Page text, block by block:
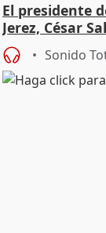
El presidente
Jerez, César
Sonido